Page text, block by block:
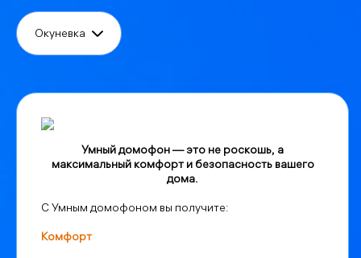
Окуневка
Умный домофон — это не роскошь, а
максимальный комфорт и безопасность вашего
дома.
С Умным домофоном вы получите:
Комфорт